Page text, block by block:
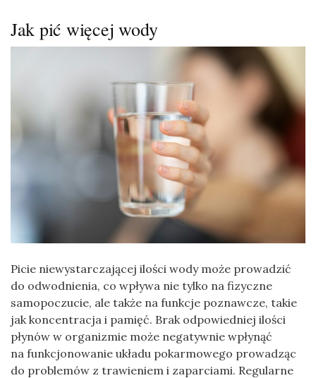
Jak pić więcej wody
Picie niewystarczającej ilości wody może prowadzić
do odwodnienia, co wpływa nie tylko na fizyczne
samopoczucie, ale także na funkcje poznawcze, takie
jak koncentracja i pamięć. Brak odpowiedniej ilości
płynów w organizmie może negatywnie wpłynąć
na funkcjonowanie układu pokarmowego prowadząc
do problemów z trawieniem i zaparciami. Regularne